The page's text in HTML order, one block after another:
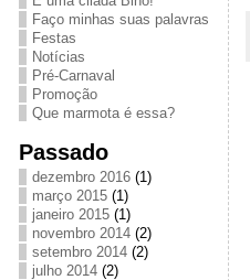
Faço minhas suas palavras
Festas
Notícias
Pré-Carnaval
Promoção
Que marmota é essa?
Passado
dezembro 2016(1)
março 2015(1)
janeiro 2015(1)
novembro 2014(2)
setembro 2014(2)
julho 2014(2)